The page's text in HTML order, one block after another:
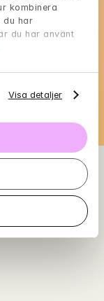
kombinera
du har
du har använt
Visa detaljer
med